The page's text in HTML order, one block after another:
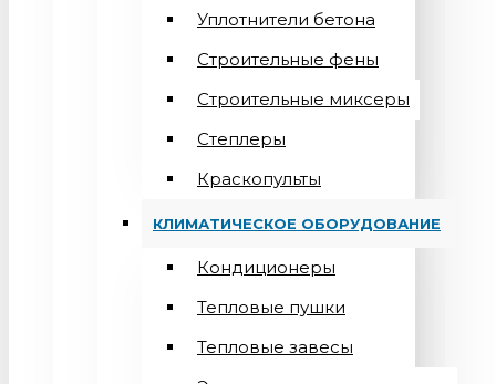
Уплотнители бетона
Строительные фены
Строительные миксеры
Степлеры
Краскопульты
КЛИМАТИЧЕСКОЕ ОБОРУДОВАНИЕ
Кондиционеры
Teпловые пушки
Тепловые завесы